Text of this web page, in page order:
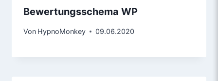
Bewertungsschema WP
Von HypnoMonkey 09.06.2020